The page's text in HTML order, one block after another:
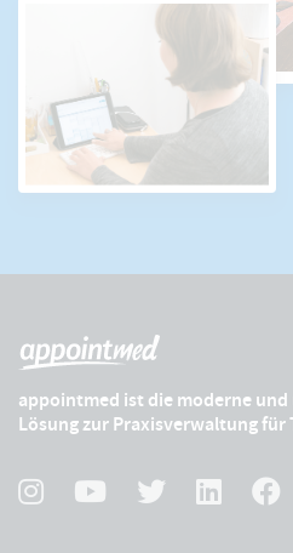
appointmed ist die moderne
Lösung zur Praxisverwaltung für